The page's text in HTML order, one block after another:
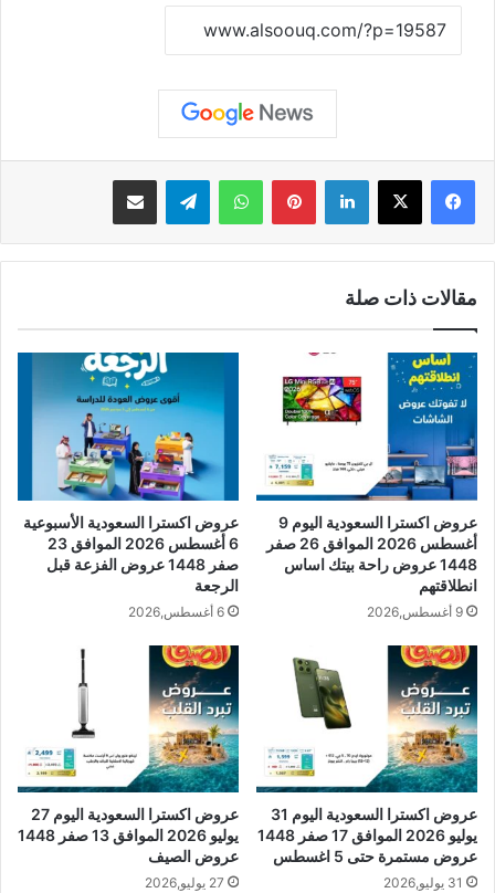
لينكدإن بينتيريستواتساب تيلقرام مشاركة عبر البريد
مقالات ذات صلة
عروض اكسترا السعودية اليوم 9
أغسطس 2026 الموافق 26 صفر
1448 عروض راحة بيتك اساس
انطلاقتهم
9 أغسطس,2026
عروض اكسترا السعودية الأسبوعية
6 أغسطس 2026 الموافق 23
صفر 1448 عروض الفزعة قبل
الرجعة
6 أغسطس,2026
عروض اكسترا السعودية اليوم 31
يوليو 2026 الموافق 17 صفر 1448
عروض مستمرة حتى 5 اغسطس
31 يوليو,2026
عروض اكسترا السعودية اليوم 27
يوليو 2026 الموافق 13 صفر 1448
عروض الصيف
27 يوليو,2026